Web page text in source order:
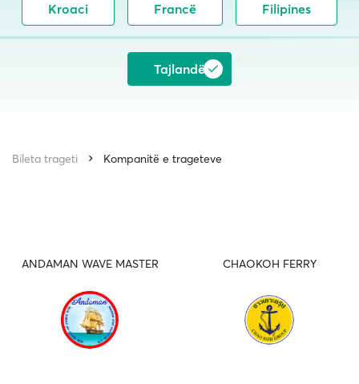
Kroaci Francë Filipines
Tajlandë
Bileta trageti Kompanitë e trageteve
ANDAMAN WAVE MASTER CHAOKOH FERRY